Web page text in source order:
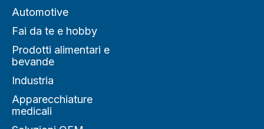
Automotive
Fai da te e hobby
Prodotti alimentari e
bevande
Industria
Apparecchiature
medicali